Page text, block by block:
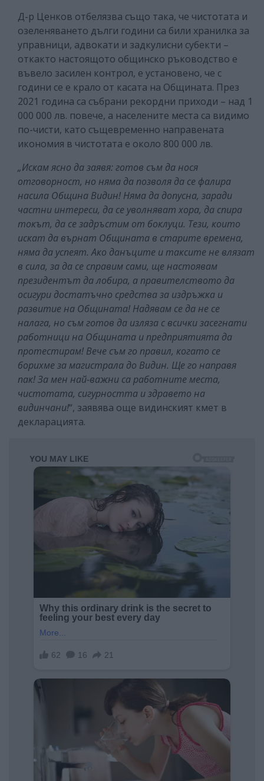
Д-р Ценков отбелязва също така, че чистотата и
озеленяването дълги години са били хранилка за
управници, адвокати и задкулисни субекти –
откакто настоящото общинско ръководство е
въвело засилен контрол, е установено, че с
години се е крало от касата на Общината. През
2021 година са събрани рекордни приходи – над 1
000 000 лв. повече, а населените места са видимо
по-чисти, като същевременно направената
икономия в чистотата е около 800 000 лв.
„Искам ясно да заявя: готов съм да нося
отговорност, но няма да позволя да се фалира
насила Община Видин! Няма да допусна, заради
частни интереси, да се уволняват хора, да спира
токът, да се задръстим от боклуци. Тези, които
искат да върнат Общината в старите времена,
няма да успеят. Ако данъците и таксите не влязат
в сила, за да се справим сами, ще настоявам
президентът да лобира, а правителството да
осигури достатъчно средства за издръжка и
развитие на Общината! Надявам се да не се
налага, но съм готов да изляза с всички засегнати
работници на Общината и предприятията да
протестирам! Вече съм го правил, когато се
борихме за магистрала до Видин. Ще го направя
пак! За мен най-важни са работните места,
чистотата, сигурността и здравето на
видинчани!“, заявява още видинският кмет в
декларацията.